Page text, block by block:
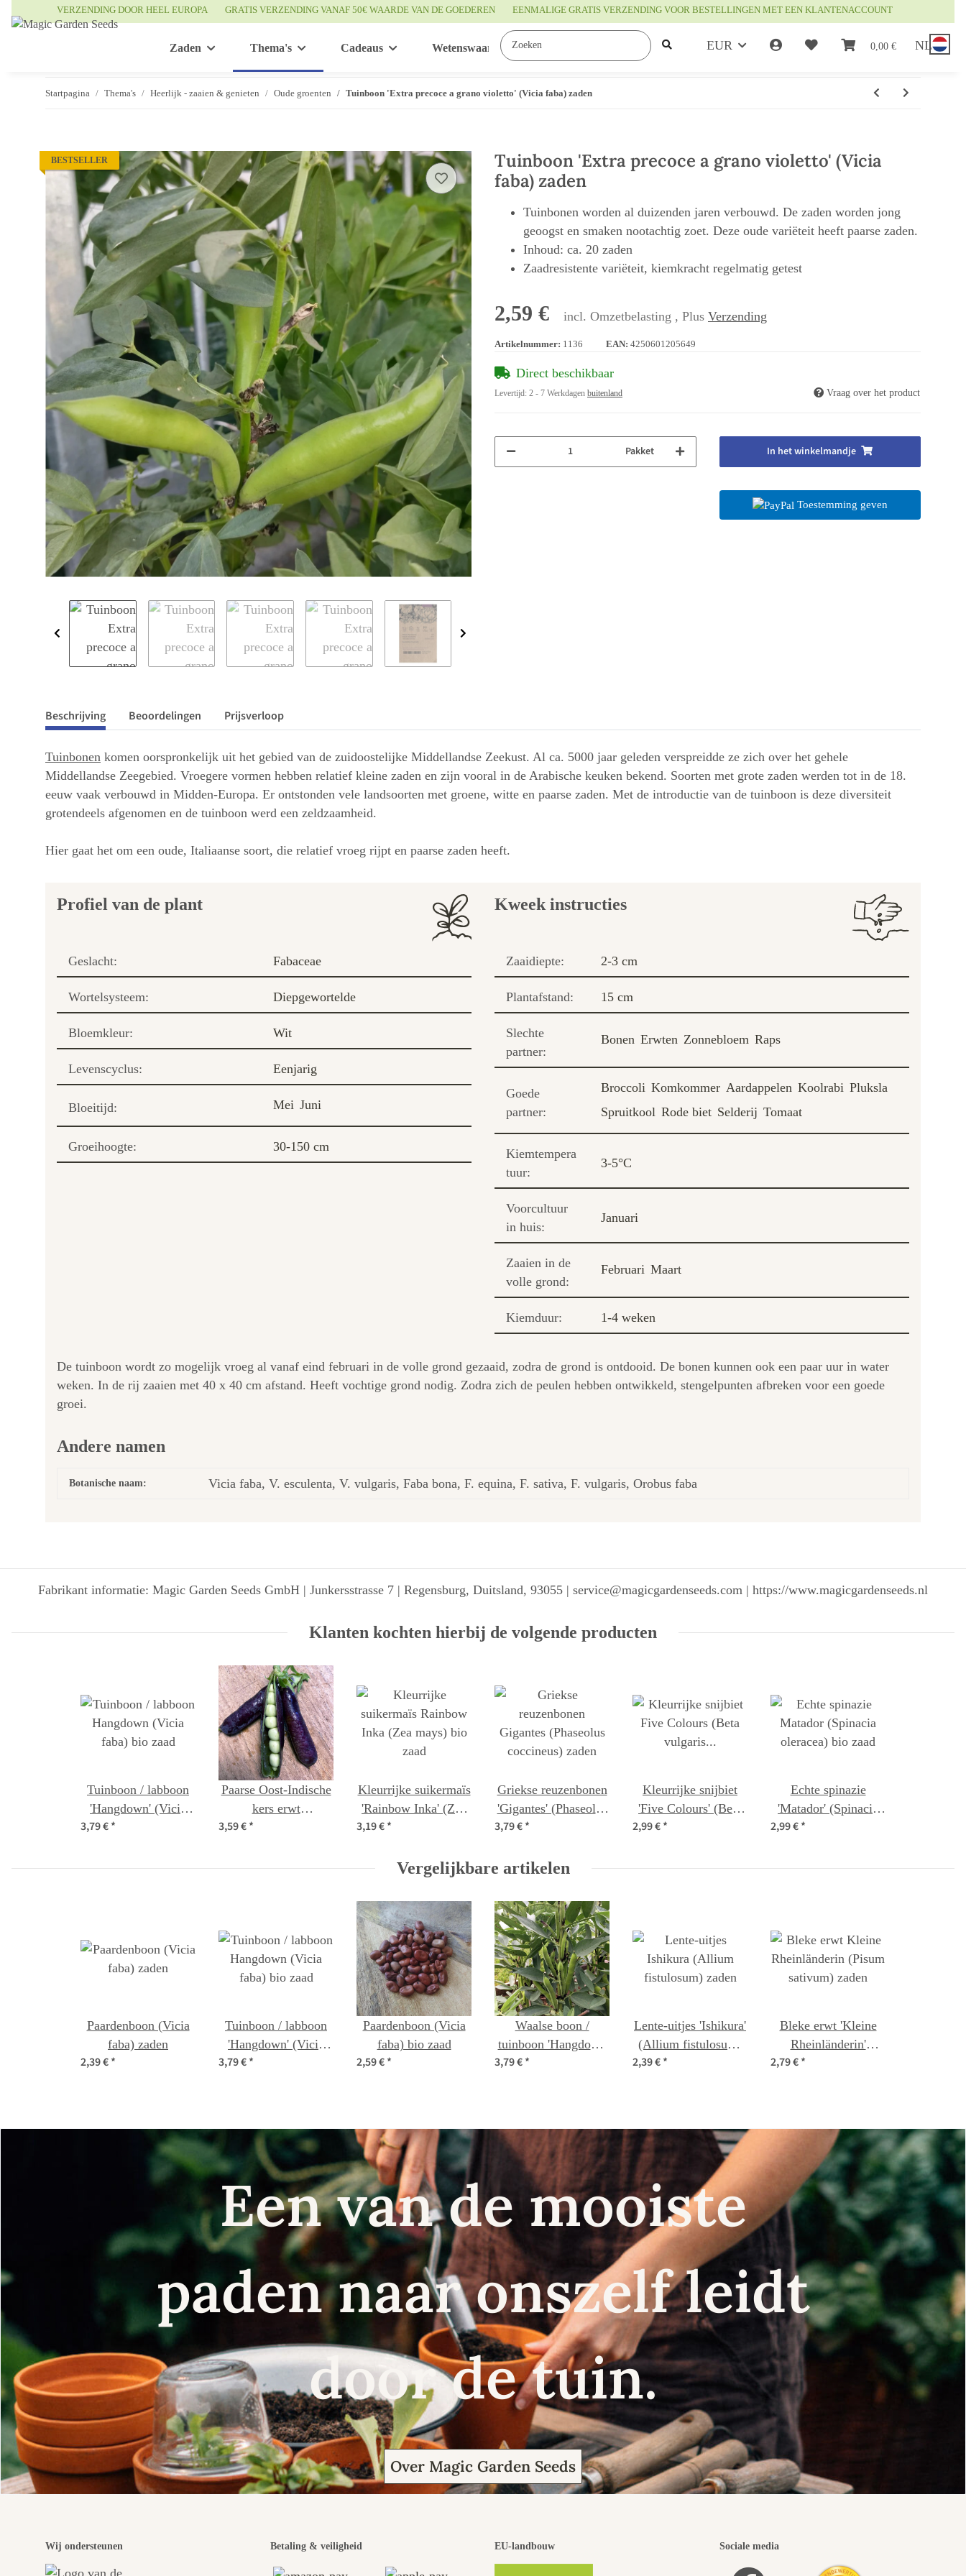
VERZENDING DOOR HEEL EUROPA GRATIS VERZENDING VANAF 50€ WAARDE VAN DE GOEDEREN EENMALIGE GRATIS VERZENDING VOOR BESTELLINGEN MET EEN KLANTENACCOUNT
EUR 0,00 € NL
Zaden Thema's Cadeaus Wetenswaardigheden
Startpagina Thema's Heerlijk - zaaien & genieten Oude groenten Tuinboon 'Extra precoce a grano violetto' (Vicia faba) zaden
BESTSELLER
Tuinboon 'Extra precoce a grano violetto' (Vicia
faba) zaden
Tuinbonen worden al duizenden jaren verbouwd. De zaden worden jong
geoogst en smaken nootachtig zoet. Deze oude variëteit heeft paarse zaden.
Inhoud: ca. 20 zaden
Zaadresistente variëteit, kiemkracht regelmatig getest
2,59 € incl. Omzetbelasting , Plus Verzending
Artikelnummer: 1136 EAN: 4250601205649
Direct beschikbaar
Levertijd: 2 - 7 Werkdagen buitenland Vraag over het product
Pakket In het winkelmandje
Toestemming geven
Beschrijving Beoordelingen Prijsverloop
Tuinbonen komen oorspronkelijk uit het gebied van de zuidoostelijke Middellandse Zeekust. Al ca. 5000 jaar geleden verspreidde ze zich over het gehele
Middellandse Zeegebied. Vroegere vormen hebben relatief kleine zaden en zijn vooral in de Arabische keuken bekend. Soorten met grote zaden werden tot in de 18.
eeuw vaak verbouwd in Midden-Europa. Er ontstonden vele landsoorten met groene, witte en paarse zaden. Met de introductie van de tuinboon is deze diversiteit
grotendeels afgenomen en de tuinboon werd een zeldzaamheid.
Hier gaat het om een oude, Italiaanse soort, die relatief vroeg rijpt en paarse zaden heeft.
Profiel van de plant
Geslacht: Fabaceae
Wortelsysteem: Diepgewortelde
Bloemkleur: Wit
Levenscyclus: Eenjarig
Bloeitijd: Mei Juni
Groeihoogte: 30-150 cm
Kweek instructies
Zaaidiepte: 2-3 cm
Plantafstand: 15 cm
Slechte
partner:
Bonen Erwten Zonnebloem Raps
Goede
partner:
Broccoli Komkommer Aardappelen Koolrabi Pluksla
Spruitkool Rode biet Selderij Tomaat
Kiemtempera
tuur:
3-5°C
Voorcultuur
in huis:
Januari
Zaaien in de
volle grond:
Februari Maart
Kiemduur: 1-4 weken
De tuinboon wordt zo mogelijk vroeg al vanaf eind februari in de volle grond gezaaid, zodra de grond is ontdooid. De bonen kunnen ook een paar uur in water
weken. In de rij zaaien met 40 x 40 cm afstand. Heeft vochtige grond nodig. Zodra zich de peulen hebben ontwikkeld, stengelpunten afbreken voor een goede
groei.
Andere namen
Botanische naam: Vicia faba, V. esculenta, V. vulgaris, Faba bona, F. equina, F. sativa, F. vulgaris, Orobus faba
Fabrikant informatie: Magic Garden Seeds GmbH | Junkersstrasse 7 | Regensburg, Duitsland, 93055 | service@magicgardenseeds.com | https://www.magicgardenseeds.nl
Klanten kochten hierbij de volgende producten
Tuinboon / labboon
'Hangdown' (Vicia
faba) bio zaad
3,79 €*
Paarse Oost-Indische
kers erwt
"Blauwschokker"
zaad
3,59 €*
Kleurrijke suikermaïs
'Rainbow Inka' (Zea
mays) bio zaad
3,19 €*
Griekse reuzenbonen
'Gigantes' (Phaseolus
coccineus) zaden
3,79 €*
Kleurrijke snijbiet
'Five Colours' (Beta
vulgaris ssp.vulgaris)
2,99 €*
Echte spinazie
'Matador' (Spinacia
oleracea) bio zaad
2,99 €*
Vergelijkbare artikelen
Paardenboon (Vicia
faba) zaden
2,39 €*
Tuinboon / labboon
'Hangdown' (Vicia
faba) bio zaad
3,79 €*
Paardenboon (Vicia
faba) bio zaad
2,59 €*
Waalse boon /
tuinboon 'Hangdown
Grünkernig' (Vicia
3,79 €*
Lente-uitjes 'Ishikura'
(Allium fistulosum)
2,39 €*
Bleke erwt 'Kleine
Rheinländerin'
(Pisum sativum)
2,79 €*
Een van de mooiste
paden naar onszelf leidt
door de tuin.
Over Magic Garden Seeds
Wij ondersteunen Betaling & veiligheid EU-landbouw Sociale media